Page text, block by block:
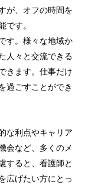
が、オフの時間を
です。
す。様々な地域か
人々と交流できる
きます。仕事だけ
過ごすことができ
な利点やキャリア
会など、多くのメ
すると、看護師と
広げたい方にとっ